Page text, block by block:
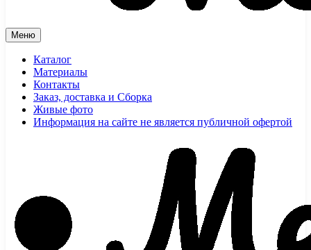
Меню
Каталог
Материалы
Контакты
Заказ, доставка и Сборка
Живые фото
Информация на сайте не является публичной офертой